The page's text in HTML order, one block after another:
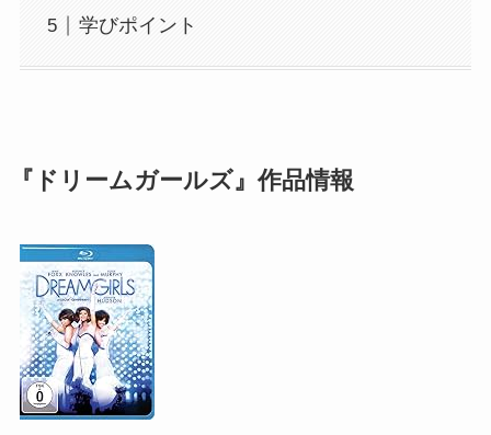
学びポイント
『ドリームガールズ』作品情報